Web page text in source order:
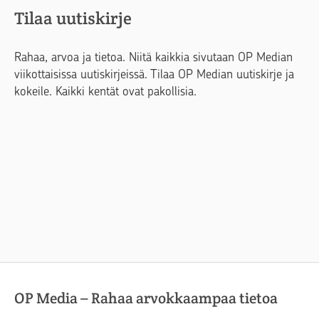
Tilaa uutiskirje
Rahaa, arvoa ja tietoa. Niitä kaikkia sivutaan OP Median
viikottaisissa uutiskirjeissä. Tilaa OP Median uutiskirje ja
kokeile. Kaikki kentät ovat pakollisia.
OP Media – Rahaa arvokkaampaa tietoa